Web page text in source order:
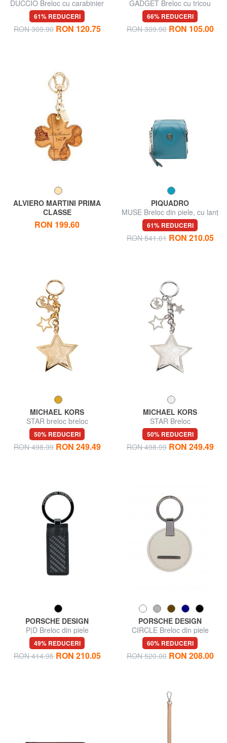
DUCCIO Breloc cu carabinier
61% REDUCERI
RON 309.90 RON 120.75
GADGET Breloc cu tricou
Chamonix
66% REDUCERI
RON 309.90 RON 105.00
ALVIERO MARTINI PRIMA
CLASSE
GEO CLASSIC Breloc breloc
cu trifoi cu patru foi
RON 199.60
PIQUADRO
MUSE Breloc din piele, cu lanț
61% REDUCERI
RON 541.01 RON 210.05
MICHAEL KORS
STAR breloc breloc
50% REDUCERI
RON 498.99 RON 249.49
MICHAEL KORS
STAR Breloc
50% REDUCERI
RON 498.99 RON 249.49
PORSCHE DESIGN
P|D Breloc din piele
49% REDUCERI
RON 414.95 RON 210.05
PORSCHE DESIGN
CIRCLE Breloc din piele
60% REDUCERI
RON 520.00 RON 208.00